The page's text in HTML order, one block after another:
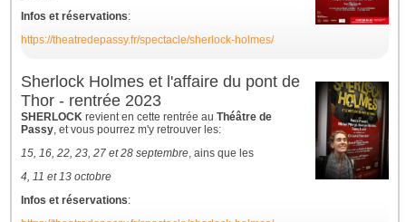
Infos et réservations:
https://theatredepassy.fr/spectacle/sherlock-holmes/
Sherlock Holmes et l'affaire du pont de
Thor - rentrée 2023
SHERLOCK revient en cette rentrée auThéâtre de
Passy, et vous pourrez m'y retrouver les:
15, 16, 22, 23, 27 et 28 septembre, ains que les
4, 11 et 13 octobre
Infos et réservations: